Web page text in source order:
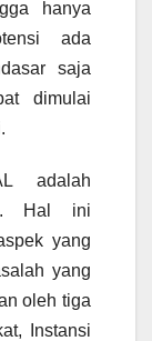
hanya
ada
saja
dimulai
adalah
Hal ini
yang
yang
oleh tiga
Instansi